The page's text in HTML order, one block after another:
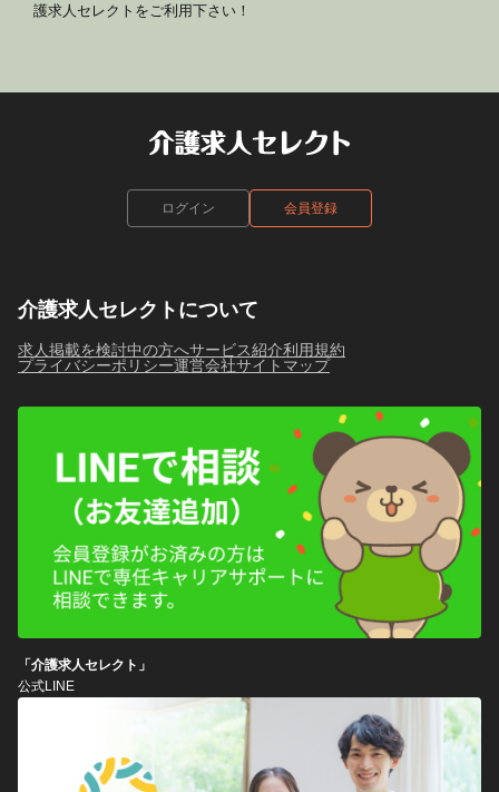
護求人セレクトをご利用下さい！
ログイン 会員登録
介護求人セレクトについて
求人掲載を検討中の方へサービス紹介利用規約
プライバシーポリシー運営会社サイトマップ
「介護求人セレクト」
公式LINE